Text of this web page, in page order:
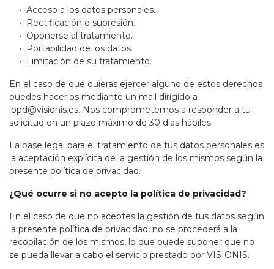
• Acceso a los datos personales.
• Rectificación o supresión.
• Oponerse al tratamiento.
• Portabilidad de los datos.
• Limitación de su tratamiento.
En el caso de que quieras ejercer alguno de estos derechos
puedes hacerlos mediante un mail dirigido a
lopd@visionis.es. Nos comprometemos a responder a tu
solicitud en un plazo máximo de 30 días hábiles.
La base legal para el tratamiento de tus datos personales es
la aceptación explícita de la gestión de los mismos según la
presente política de privacidad.
¿Qué ocurre si no acepto la política de privacidad?
En el caso de que no aceptes la gestión de tus datos según
la presente política de privacidad, no se procederá a la
recopilación de los mismos, lo que puede suponer que no
se pueda llevar a cabo el servicio prestado por VISIONIS.